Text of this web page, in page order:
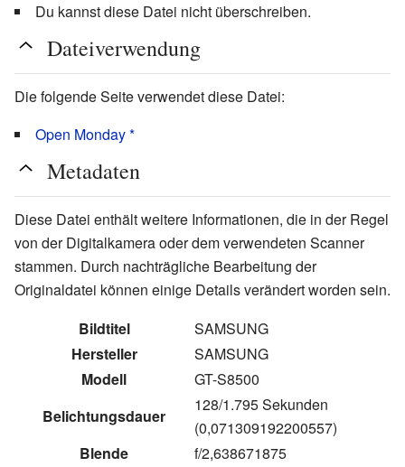
Du kannst diese Datei nicht überschreiben.
Dateiverwendung
Die folgende Seite verwendet diese Datei:
Open Monday *
Metadaten
Diese Datei enthält weitere Informationen, die in der Regel
von der Digitalkamera oder dem verwendeten Scanner
stammen. Durch nachträgliche Bearbeitung der
Originaldatei können einige Details verändert worden sein.
Bildtitel
SAMSUNG
Hersteller
SAMSUNG
Modell
GT-S8500
Belichtungsdauer
128/1.795 Sekunden
(0,071309192200557)
Blende
f/2,638671875